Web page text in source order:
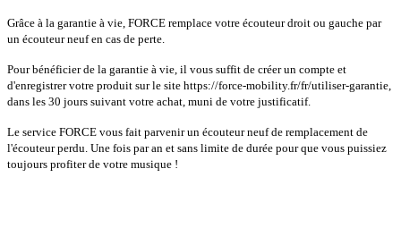
Grâce à la garantie à vie, FORCE remplace votre écouteur droit ou gauche par
un écouteur neuf en cas de perte.
Pour bénéficier de la garantie à vie, il vous suffit de créer un compte et
d'enregistrer votre produit sur le site https://force-mobility.fr/fr/utiliser-garantie,
dans les 30 jours suivant votre achat, muni de votre justificatif.
Le service FORCE vous fait parvenir un écouteur neuf de remplacement de
l'écouteur perdu. Une fois par an et sans limite de durée pour que vous puissiez
toujours profiter de votre musique !